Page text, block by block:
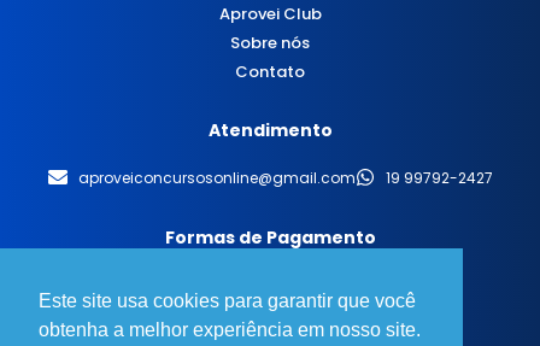
Este site usa cookies para garantir que você
obtenha a melhor experiência em nosso site.
Aprovei Club
Sobre nós
Contato
Atendimento
aproveiconcursosonline@gmail.com 19 99792-2427
Formas de Pagamento